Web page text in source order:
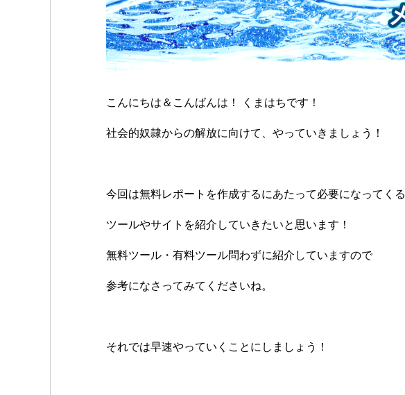
こんにちは＆こんばんは！ くまはちです！
社会的奴隷からの解放に向けて、やっていきましょう！
今回は無料レポートを作成するにあたって必要になってくる
ツールやサイトを紹介していきたいと思います！
無料ツール・有料ツール問わずに紹介していますので
参考になさってみてくださいね。
それでは早速やっていくことにしましょう！